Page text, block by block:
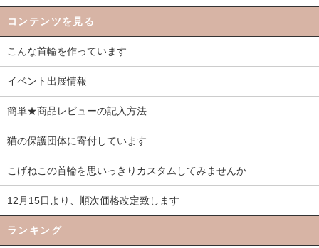
コンテンツを見る
こんな首輪を作っています
イベント出展情報
簡単★商品レビューの記入方法
猫の保護団体に寄付しています
こげねこの首輪を思いっきりカスタムしてみませんか
12月15日より、順次価格改定致します
ランキング